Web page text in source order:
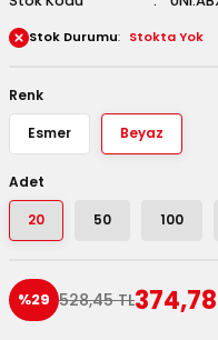
Kutuları
Kutuları
Stok Durumu Stokta Yok
Renk
Esmer Beyaz
Adet
20 50 100
%29 528,45 TL